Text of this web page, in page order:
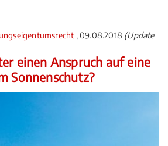
, 09.08.2018 (Update
einen Anspruch auf eine
Sonnenschutz?